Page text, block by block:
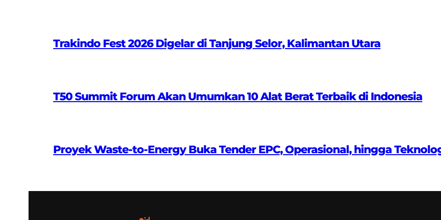
Trakindo Fest 2026 Digelar di Tanjung Selor, Kalimantan Utara
T50 Summit Forum Akan Umumkan 10 Alat Berat Terbaik di Indonesia
Proyek Waste-to-Energy Buka Tender EPC, Operasional, hingga